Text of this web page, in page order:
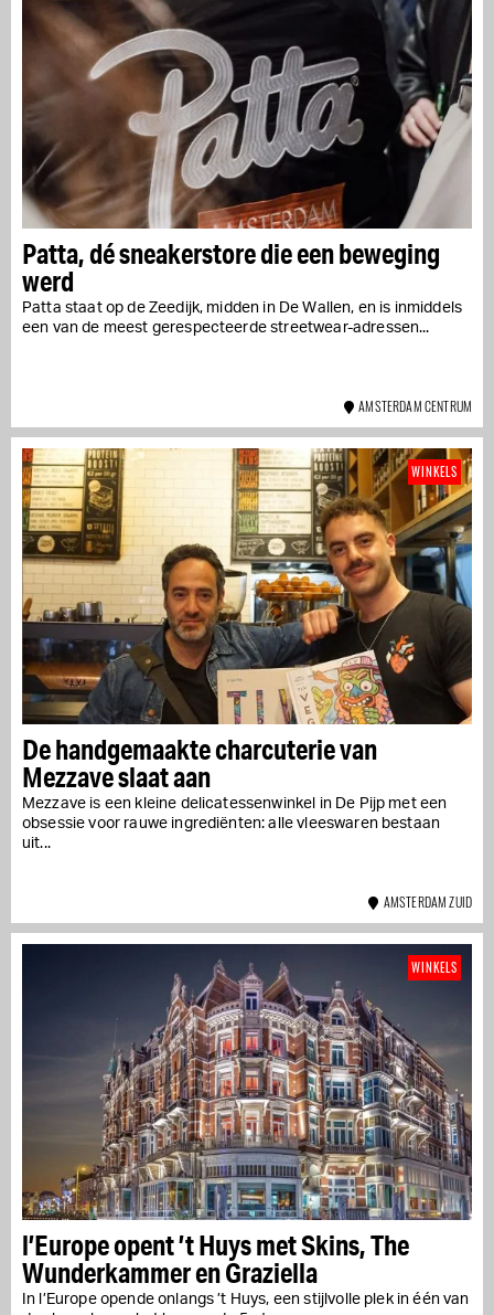
Patta, dé sneakerstore die een beweging
werd
Patta staat op de Zeedijk, midden in De Wallen, en is inmiddels
een van de meest gerespecteerde streetwear-adressen...
AMSTERDAM CENTRUM
De handgemaakte charcuterie van
Mezzave slaat aan
Mezzave is een kleine delicatessenwinkel in De Pijp met een
obsessie voor rauwe ingrediënten: alle vleeswaren bestaan
uit...
WINKELS
AMSTERDAM ZUID
l’Europe opent ’t Huys met Skins, The
Wunderkammer en Graziella
In l’Europe opende onlangs ’t Huys, een stijlvolle plek in één van
WINKELS